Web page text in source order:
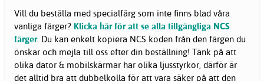
Vill du beställa med specialfärg som inte finns blad våra
vanliga färger? Klicka här för att se alla tillgängliga NCS
färger. Du kan enkelt kopiera NCS koden från den färgen du
önskar och mejla till oss efter din beställning! Tänk på att
olika dator & mobilskärmar har olika ljusstyrkor, därför är
det alltid bra att dubbelkolla för att vara säker på att den